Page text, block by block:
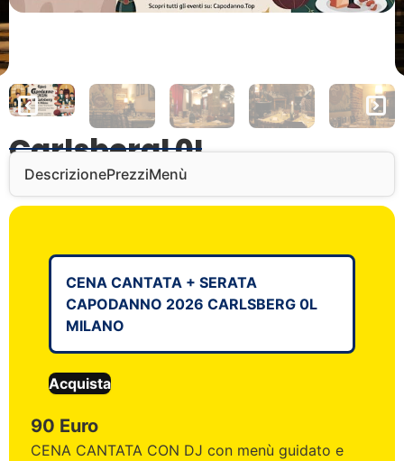
Carlsbergl 0L
DescrizionePrezziMenù
CENA CANTATA + SERATA
CAPODANNO 2026 CARLSBERG 0L
MILANO
Acquista
90 Euro
CENA CANTATA CON DJ con menù guidato e